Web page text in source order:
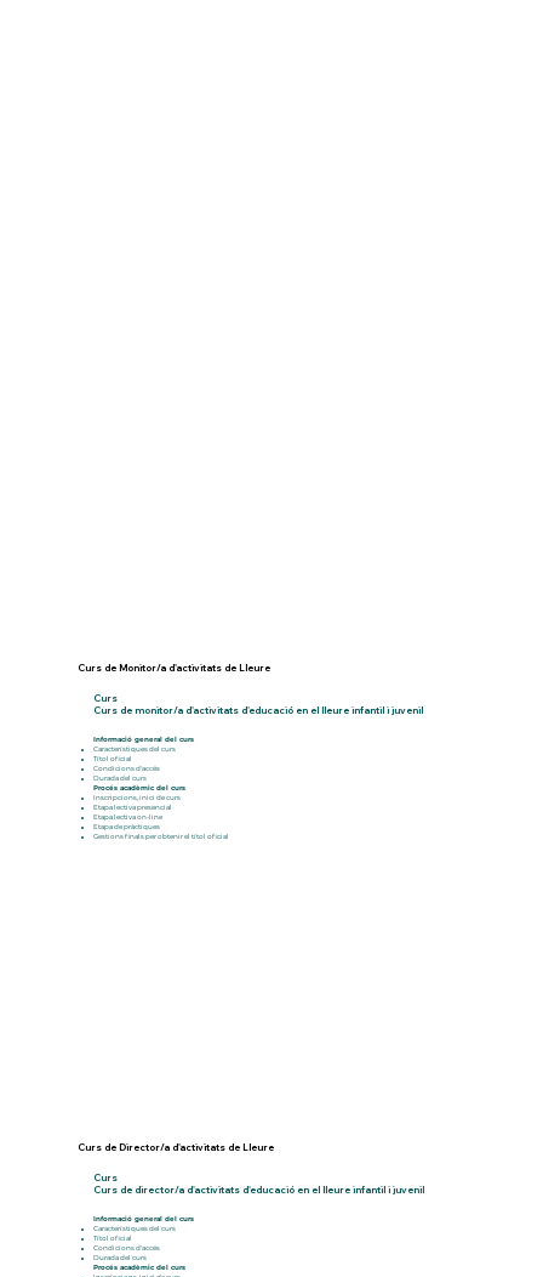
Curs de Monitor/a d'activitats de Lleure
Curs
Curs de monitor/a d'activitats d'educació en el lleure infantil i juvenil
Informació general del curs
Característiques del curs
​Títol oficial
Condicions d'accés
Durada del curs
Procés acadèmic del curs
Inscripcions, inici de curs
Etapa lectiva presencial
Etapa lectiva on-line
Etapa de pràctiques
Gestions finals per obtenir el títol oficial
Curs de Director/a d'activitats de Lleure
Curs
Curs de director/a d'activitats d'educació en el lleure infantil i juvenil
Informació general del curs
Característiques del curs
​Títol oficial
Condicions d'accés
Durada del curs
Procés acadèmic del curs